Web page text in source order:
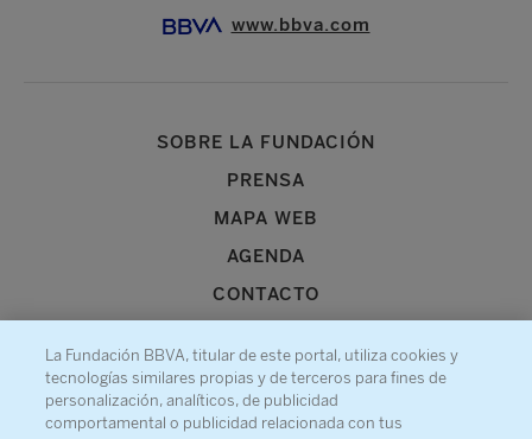
www.bbva.com
SOBRE LA FUNDACIÓN
PRENSA
MAPA WEB
AGENDA
CONTACTO
Recibe información sobre nuestra actividad
La Fundación BBVA, titular de este portal, utiliza cookies y
tecnologías similares propias y de terceros para fines de
personalización, analíticos, de publicidad
comportamental o publicidad relacionada con tus